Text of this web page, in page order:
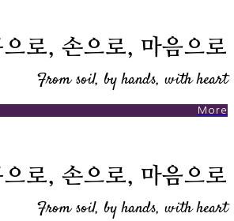
으로, 손으로, 마음으로
From soil, by hands, with heart
More
으로, 손으로, 마음으로
From soil, by hands, with heart